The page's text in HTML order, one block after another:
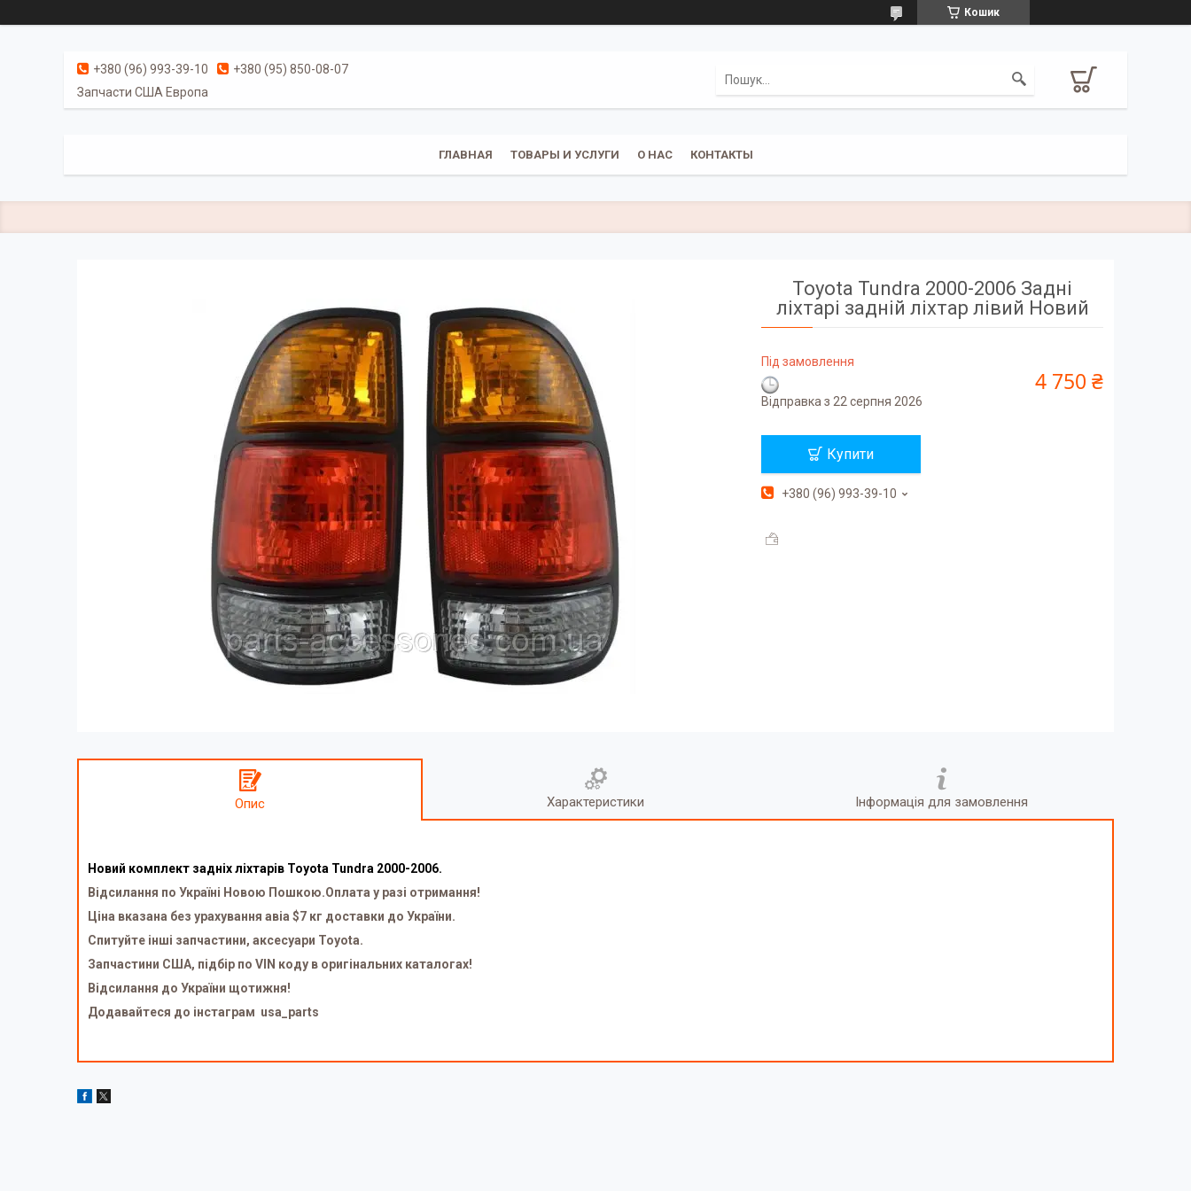
Кошик
+380 (96) 993-39-10
+380 (95) 850-08-07
Запчасти США Европа
ГЛАВНАЯ ТОВАРЫ И УСЛУГИ О НАС КОНТАКТЫ
Toyota Tundra 2000-2006 Задні
ліхтарі задній ліхтар лівий Новий
Під замовлення
Відправка з 22 серпня 2026
4 750 ₴
Купити
+380 (96) 993-39-10
Опис Характеристики Інформація для замовлення
Новий комплект задніх ліхтарів Toyota Tundra 2000-2006.
Відсилання по Україні Новою Пошкою.Оплата у разі отримання!
Ціна вказана без урахування авіа $7 кг доставки до України.
Спитуйте інші запчастини, аксесуари Toyota.
Запчастини США, підбір по VIN коду в оригінальних каталогах!
Відсилання до України щотижня!
Додавайтеся до інстаграм usa_parts